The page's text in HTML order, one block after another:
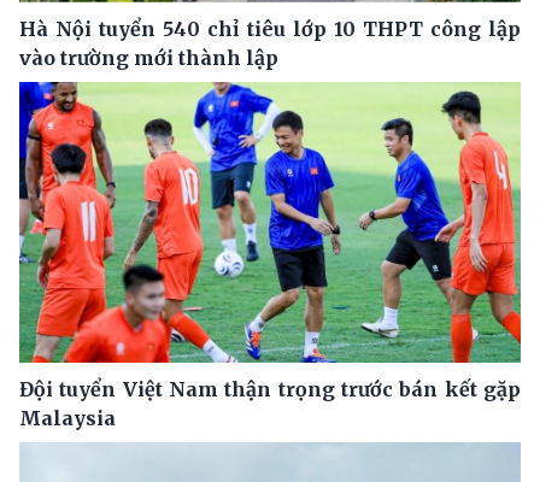
Hà Nội tuyển 540 chỉ tiêu lớp 10 THPT công lập
vào trường mới thành lập
Đội tuyển Việt Nam thận trọng trước bán kết gặp
Malaysia